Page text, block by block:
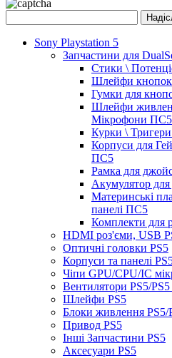
Sony Playstation 5
Запчастини для
Стики \
Шлейфи
Гумки для
Шлейфи
Мікрофони ПС5
Курки \
Корпуси для
ПС5
Рамка для
Акумулятор
Материнські
панелі ПС5
Комплекти для
HDMI роз'єми, USB
Оптичні головки PS5
Корпуси та панелі
Чіпи GPU/CPU/IC
Вентилятори PS5/
Шлейфи PS5
Блоки живлення PS5/
Привод PS5
Інші Запчастини PS5
Аксесуари PS5